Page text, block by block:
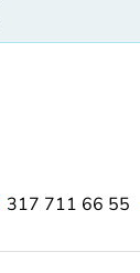
317 711 66 55